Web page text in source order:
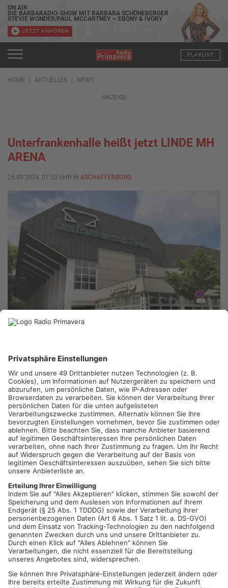
ON AIR
DIE BARBARADIO-SHOW MIT BARBARA SCHÖNEBERGER
STEVIE WONDER/PAUL MCCARTNEY — EBONY & IVORY
JETZT ANHÖREN
PLAYLIST
HOME AKTUELLES NEWS
ANZEIGE
Unterfrankenhalle heißt jetzt LINDE MH
ARENA
25.09.2024, 07:33 UHR IN ASCHAFFENBURG
Die Unterfrankenhalle in Aschaffenburg hat einen neuen
Namen. Ab heute heißt die bekannte Veranstaltungshalle
Linde MH Arena. Zuvor war sie als f.a.n. frankenstolz Arena
bekannt. Der neue Name kommt vom größten Arbeitgeber der
Stadt, dem Staplerhersteller Linde Material Handling (Linde
MH)
Win-Win-Situation
Andreas Krinninger, Vorsitzender der Geschäftsführung von
Linde MH, spricht von einer Win-Win-Situation. "Die Stadt
braucht Unterstützung, und wir wollten ein Zeichen setzen",
sagt Krinninger. Aschaffenburg ist die Heimat von Linde MH,
und das Unternehmen freut sich, der Stadt helfen zu können.
Auch für die Mitarbeiter sei die Umbenennung ein positives
Signal.
Zukünftige Events
Im Herbst wird Linde MH wieder den Staplercup in der frisch
umbenannten Halle veranstalten. Beim Staplercup treten
Staplerfahrer aus der ganzen Welt gegeneinander an.
Veranstaltungen wie diese sind ein wichtiger Bestandteil des
Stadtlebens in Aschaffenburg. Dies zeigt auch, wie sehr Linde
MH in der Region verankert ist.